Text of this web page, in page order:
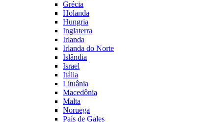
Grécia
Holanda
Hungria
Inglaterra
Irlanda
Irlanda do Norte
Islândia
Israel
Itália
Lituânia
Macedônia
Malta
Noruega
País de Gales